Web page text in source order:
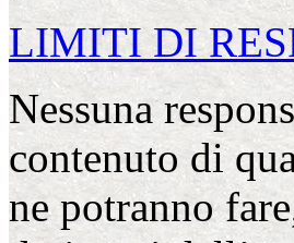
LIMITI DI
Nessuna
contenuto di
ne potranno